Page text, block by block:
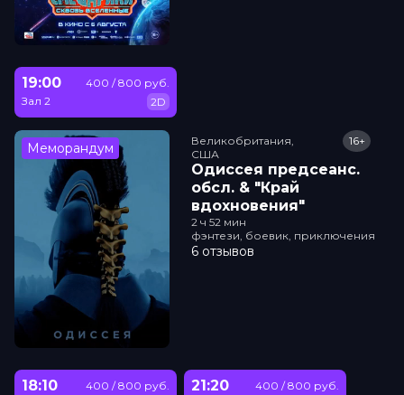
19:00
Зал 2
400 / 800 руб.
2D
Меморандум
Великобритания,
США
Одиссея прeдсeанc.
обсл. & "Край
вдохновения"
16+
2 ч 52 мин
фэнтези, боевик, приключения
6 отзывов
18:10
400 / 800 руб.
21:20
400 / 800 руб.